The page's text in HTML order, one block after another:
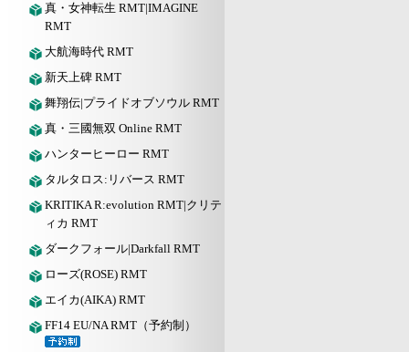
真・女神転生 RMT|IMAGINE
RMT
大航海時代 RMT
新天上碑 RMT
舞翔伝|プライドオブソウル RMT
真・三國無双 Online RMT
ハンターヒーロー RMT
タルタロス:リバース RMT
KRITIKA R:evolution RMT|クリテ
ィカ RMT
ダークフォール|Darkfall RMT
ローズ(ROSE) RMT
エイカ(AIKA) RMT
FF14 EU/NA RMT（予約制）